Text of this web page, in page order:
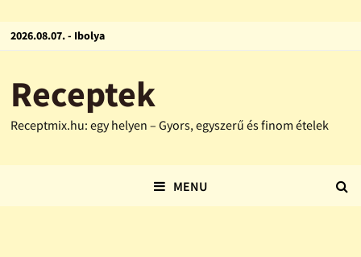
2026.08.07. - Ibolya
Receptek
Receptmix.hu: egy helyen – Gyors, egyszerű és finom ételek
MENU